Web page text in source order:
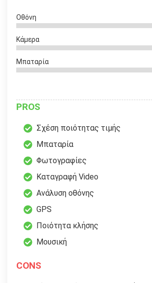
Οθόνη
Κάμερα
Μπαταρία
PROS
Σχέση ποιότητας τιμής
Μπαταρία
Φωτογραφίες
Καταγραφή Video
Ανάλυση οθόνης
GPS
Ποιότητα κλήσης
Μουσική
CONS